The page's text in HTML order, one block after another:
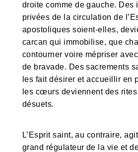
droite comme de gauche. Des
privées de la circulation de
apostoliques soient-elles,
carcan qui immobilise, que
contourner voire mépriser
de bravade. Des sacrements
les fait désirer et accueillir en
les cœurs deviennent des
désuets.
L’Esprit saint, au contraire,
grand régulateur de la vie et